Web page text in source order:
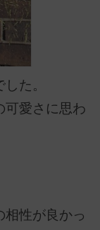
た。
可愛さに思わ
性が良かっ